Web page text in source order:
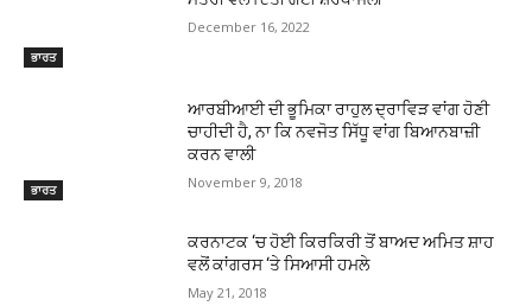
ਭਾਰਤ
December 16, 2022
ਭਾਰਤ
ਆਰਬੀਆਈ ਦੀ ਭੂਮਿਕਾ ਰਾਹੁਲ ਦ੍ਰਾਵਿੜ ਵਾਂਗ ਹੋਣੀ
ਚਾਹੀਦੀ ਹੈ, ਨਾ ਕਿ ਨਵਜੋਤ ਸਿੱਧੂ ਵਾਂਗ ਬਿਆਨਬਾਜ਼ੀ
ਕਰਨ ਵਾਲੀ
November 9, 2018
ਕਰਨਾਟਕ ‘ਚ ਹੋਈ ਕਿਰਕਿਰੀ ਤੋਂ ਬਾਅਦ ਅਮਿਤ ਸ਼ਾਹ
ਵਲੋਂ ਕਾਂਗਰਸ ‘ਤੇ ਸਿਆਸੀ ਹਮਲੇ
May 21, 2018